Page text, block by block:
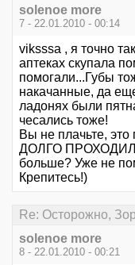
solenoe more
7 - 22.01.2010 - 00:14
viksssa , я точно
аптеках скупала
помогали...Губы
накачанные, да
ладонях были
чесались тоже!
Вы не плачьте,
ДОЛГО
больше? Уже не
Крепитесь!)
Re: Осторожно,
solenoe more
8 - 22.01.2010 - 00:21